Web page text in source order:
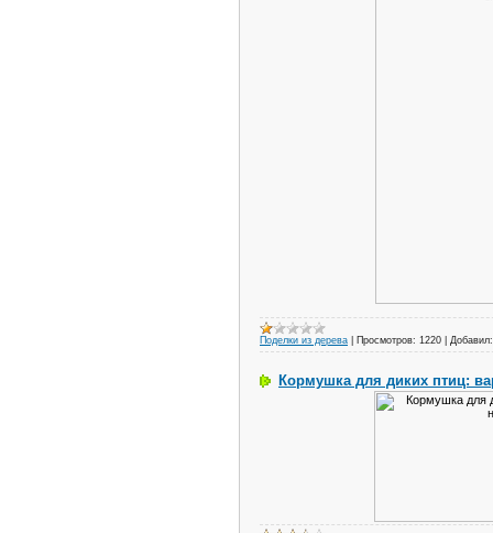
Поделки из дерева Просмотров: 1220 Добавил:
Кормушка для диких птиц: